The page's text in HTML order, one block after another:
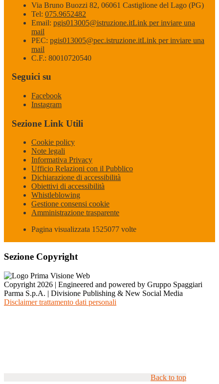
Via Bruno Buozzi 82, 06061 Castiglione del Lago (PG)
Tel: 075.9652482
Email: pgis013005@istruzione.itLink per inviare una
mail
PEC: pgis013005@pec.istruzione.itLink per inviare una
mail
C.F.: 80010720540
Seguici su
Facebook
Instagram
Sezione Link Utili
Cookie policy
Note legali
Informativa Privacy
Ufficio Relazioni con il Pubblico
Dichiarazione di accessibilità
Obiettivi di accessibilità
Whistleblowing
Gestione consensi cookie
Amministrazione trasparente
Pagina visualizzata 1525077 volte
Sezione Copyright
Copyright 2026 | Engineered and powered by Gruppo Spaggiari
Parma S.p.A. | Divisione Publishing & New Social Media
Disclaimer trattamento dati personali
Back to top